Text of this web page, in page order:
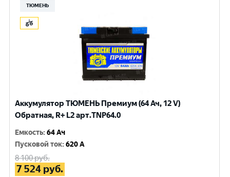
ТЮМЕНЬ
Аккумулятор ТЮМЕНЬ Премиум (64 Ач, 12 V)
Обратная, R+ L2 арт.TNP64.0
Емкость:64 Ач
Пусковой ток:620 A
8 100руб.
7 524 руб.